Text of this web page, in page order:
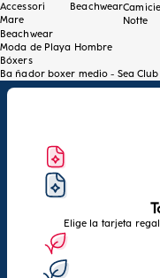
Accessori
Mare
Beachwear
Notte
Beachwear
Moda de Playa Hombre
Bóxers
Ba ñador boxer medio - Sea Club
Elige la tarjeta